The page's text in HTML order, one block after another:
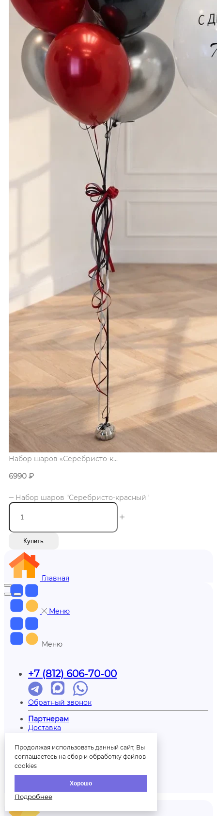
Набор шаров «Серебристо-к...
6990 ₽
Набор шаров "Серебристо-красный"
Купить
Главная
Меню
Меню
+7 (812) 606-70-00
Обратный звонок
Партнерам
Доставка
Оплата
Контакты
О нас
Печать на шарах
Палитра шаров
Продолжая использовать данный сайт, Вы
соглашаетесь на сбор и обработку файлов
cookies
Хорошо
Подробнее